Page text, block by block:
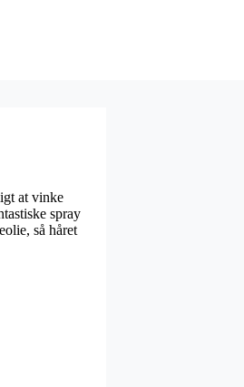
at vinke
spray
så håret